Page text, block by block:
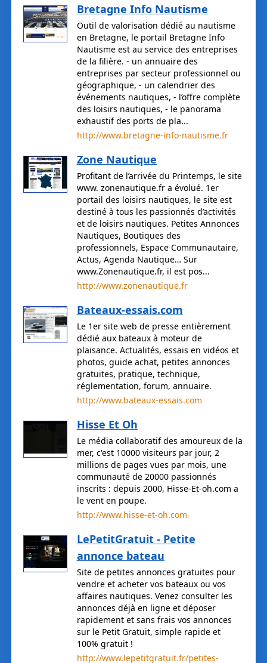
Bretagne Info Nautisme
Outil de valorisation dédié au nautisme
en Bretagne, le portail Bretagne Info
Nautisme est au service des entreprises
de la filière. - un annuaire des
entreprises par secteur professionnel ou
géographique, - un calendrier des
événements nautiques, - l’offre complète
des loisirs nautiques, - le panorama
exhaustif des ports de pla...
http://www.bretagne-info-nautisme.fr
Zone Nautique
Profitant de l’arrivée du Printemps, le site
www. zonenautique.fr a évolué. 1er
portail des loisirs nautiques, le site est
destiné à tous les passionnés d’activités
et de loisirs nautiques. Petites Annonces
Nautiques, Boutiques des
professionnels, Espace Communautaire,
Actus, Agenda Nautique… Sur
www.Zonenautique.fr, il est pos...
http://www.zonenautique.fr
Bateaux-essais.com
Le 1er site web de presse entièrement
dédié aux bateaux à moteur de
plaisance. Actualités, essais en vidéos et
photos, guide achat, petites annonces
gratuites, pratique, technique,
réglementation, forum, annuaire.
http://www.bateaux-essais.com
Hisse Et Oh
Le média collaboratif des amoureux de la
mer, c'est 10000 visiteurs par jour, 2
millions de pages vues par mois, une
communauté de 20000 passionnés
inscrits : depuis 2000, Hisse-Et-oh.com a
le vent en poupe.
http://www.hisse-et-oh.com
LePetitGratuit - Petite
annonce bateau
Site de petites annonces gratuites pour
vendre et acheter vos bateaux ou vos
affaires nautiques. Venez consulter les
annonces déjà en ligne et déposer
rapidement et sans frais vos annonces
sur le Petit Gratuit, simple rapide et
100% gratuit !
http://www.lepetitgratuit.fr/petites-